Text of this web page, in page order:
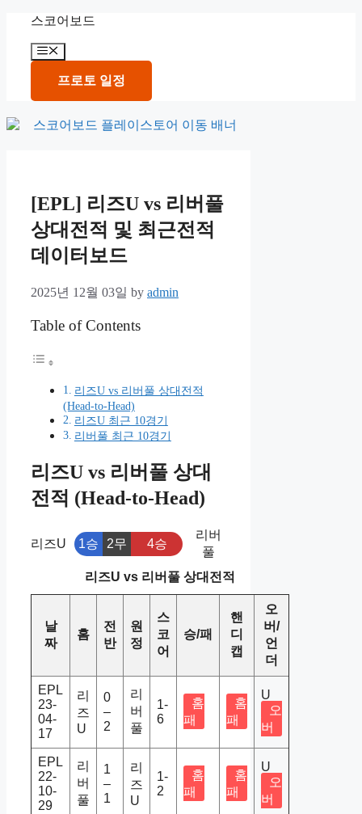
content
스코어보드
Menu
프로토 일정
[EPL] 리즈U vs 리버풀
상대전적 및 최근전적
데이터보드
2025년 12월 03일 by admin
Table of Contents
리즈U vs 리버풀 상대전적
(Head-to-Head)
리즈U 최근 10경기
리버풀 최근 10경기
리즈U vs 리버풀 상대
전적 (Head-to-Head)
리즈U 1승 2무 4승
리버
풀
리즈U vs 리버풀 상대전적
날
짜
홈
전
반
원
정
스
코
어
승/패
핸
디
캡
오
버/
언
더
EPL
23-
04-
17
리
즈
U
0
–
2
리
버
풀
1-
6
홈
패
홈
패
U
오
버
EPL
22-
10-
29
리
버
풀
1
–
1
리
즈
U
1-
2
홈
패
홈
패
U
오
버